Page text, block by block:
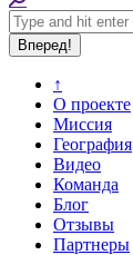
↑
О проекте
Миссия
География
Видео
Команда
Блог
Отзывы
Партнеры